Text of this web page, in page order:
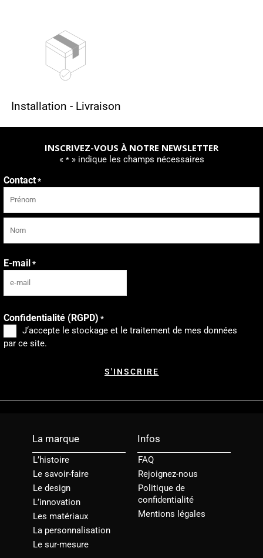
Installation - Livraison
INSCRIVEZ-VOUS À NOTRE NEWSLETTER
« *» indique les champs nécessaires
Contact *
Prénom
Nom
E-mail *
Confidentialité (RGPD) *
J‘accepte le stockage et le traitement de mes données
par ce site.
La marque
L’histoire
Le savoir-faire
Le design
L’innovation
Les matériaux
La personnalisation
Le sur-mesure
Infos
FAQ
Rejoignez-nous
Politique de
confidentialité
Mentions légales